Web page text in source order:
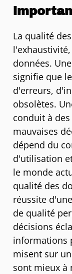
La qualité
données.
signifie que
d'erreurs,
obsolètes.
conduit à
mauvaises
dépend du
d'utilisation
le monde
qualité des
réussite
de qualité
décisions
informations
misent sur
sont mieux à